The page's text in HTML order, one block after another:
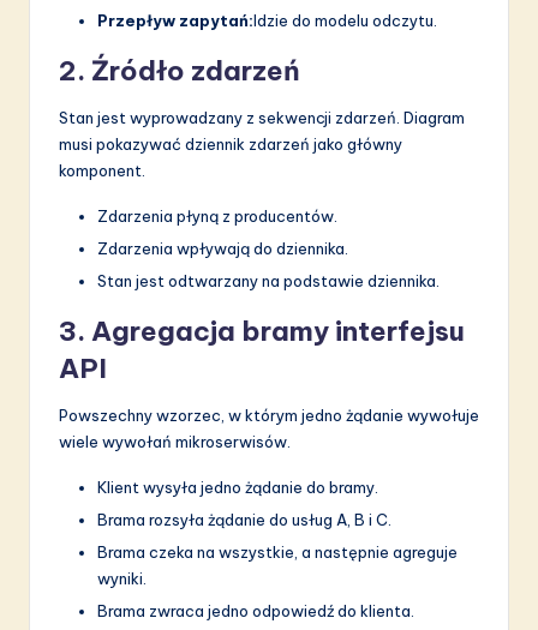
Przepływ zapytań:Idzie do modelu odczytu.
2. Źródło zdarzeń
Stan jest wyprowadzany z sekwencji zdarzeń. Diagram
musi pokazywać dziennik zdarzeń jako główny
komponent.
Zdarzenia płyną z producentów.
Zdarzenia wpływają do dziennika.
Stan jest odtwarzany na podstawie dziennika.
3. Agregacja bramy interfejsu
API
Powszechny wzorzec, w którym jedno żądanie wywołuje
wiele wywołań mikroserwisów.
Klient wysyła jedno żądanie do bramy.
Brama rozsyła żądanie do usług A, B i C.
Brama czeka na wszystkie, a następnie agreguje
wyniki.
Brama zwraca jedno odpowiedź do klienta.